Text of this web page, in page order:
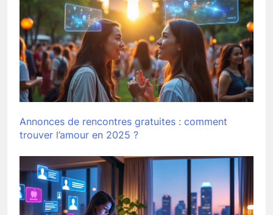
Annonces de rencontres gratuites : comment
trouver l’amour en 2025 ?